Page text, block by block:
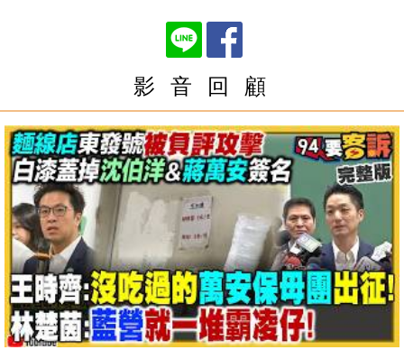
影 音 回 顧